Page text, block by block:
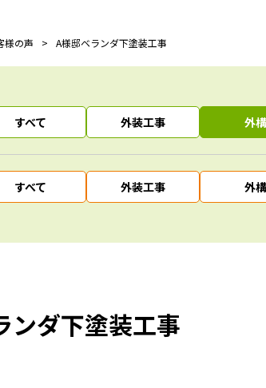
様の声 A様邸ベランダ下塗装工事
すべて 外装工事 外構
すべて 外装工事 外構
ンダ下塗装工事